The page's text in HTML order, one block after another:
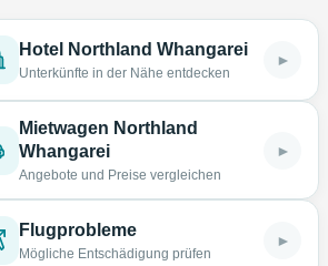
Hotel Northland Whangarei
Unterkünfte in der Nähe entdecken
►
Mietwagen Northland
Whangarei
Angebote und Preise vergleichen
►
Flugprobleme
Mögliche Entschädigung prüfen
►